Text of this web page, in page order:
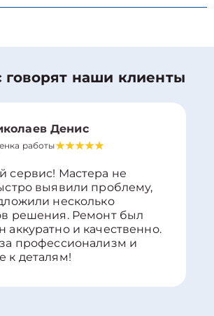
говорят наши клиенты
Денис
работы
сервис! Мастера не
выявили проблему,
несколько
решения. Ремонт был
аккуратно и качественно.
профессионализм и
к деталям!